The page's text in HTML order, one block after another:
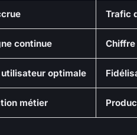
Trafic
continue Chiffre
utilisateur optimale
métier